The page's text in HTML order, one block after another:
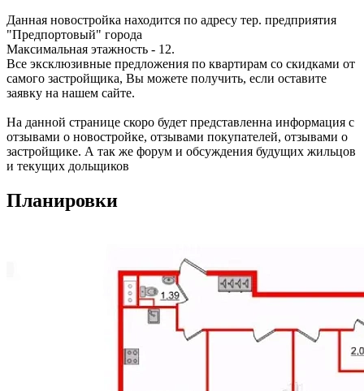
Данная новостройка находится по адресу тер. предприятия
"Предпортовый" города
Максимальная этажность - 12.
Все эксклюзивные предложения по квартирам со скидками от
самого застройщика, Вы можете получить, если оставите
заявку на нашем сайте.
На данной странице скоро будет представленна информация с
отзывами о новостройке, отзывами покупателей, отзывами о
застройщике. А так же форум и обсуждения будущих жильцов
и текущих дольщиков
Планировки